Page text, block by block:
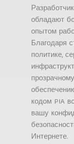
обладают
опытом
Благодаря
политике,
кодом PIA
вашу
Интернете.